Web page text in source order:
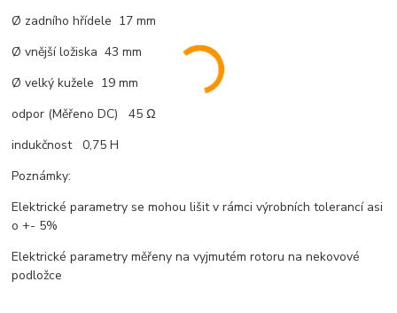
Ø zadního hřídele 17 mm
Ø vnější ložiska 43 mm
Ø velký kužele 19 mm
odpor (Měřeno DC) 45 Ω
indukčnost 0,75 H
Poznámky:
Elektrické parametry se mohou lišit v rámci výrobních tolerancí asi
o +- 5%
Elektrické parametry měřeny na vyjmutém rotoru na nekovové
podložce